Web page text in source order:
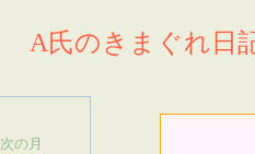
A氏のきまぐれ日
次の月